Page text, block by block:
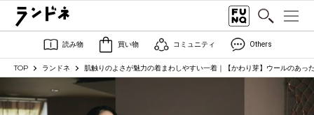
読み物 買い物 コミュニティ Others
TOP ランドネ 肌触りのよさが魅力の着まわしやすい一着｜【かわり芽】ウールのあっ